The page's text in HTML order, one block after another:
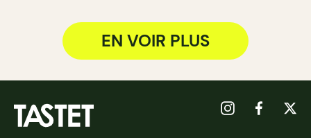
EN VOIR PLUS